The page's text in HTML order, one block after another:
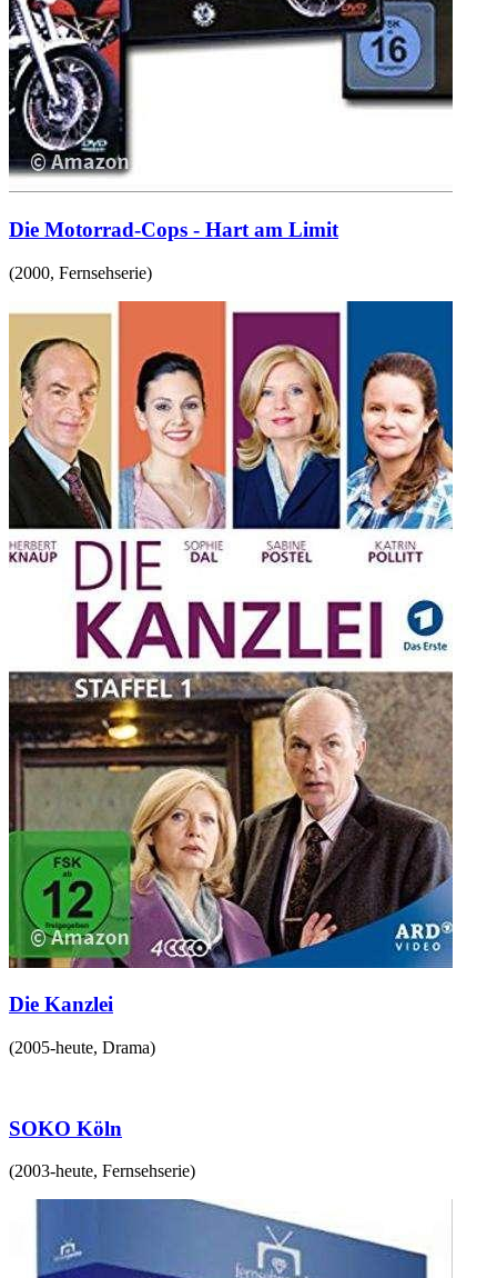
Die Motorrad-Cops - Hart am Limit
(2000, Fernsehserie)
Die Kanzlei
(2005-heute, Drama)
SOKO Köln
(2003-heute, Fernsehserie)